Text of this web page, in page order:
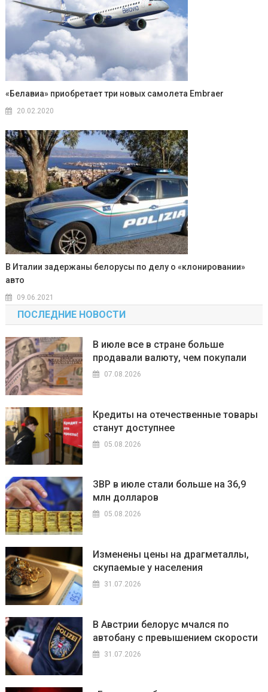
«Белавиа» приобретает три новых самолета Embraer
20.02.2020
В Италии задержаны белорусы по делу о «клонировании»
авто
09.06.2021
ПОСЛЕДНИЕ НОВОСТИ
В июле все в стране больше
продавали валюту, чем покупали
07.08.2026
Кредиты на отечественные товары
станут доступнее
05.08.2026
ЗВР в июле стали больше на 36,9
млн долларов
05.08.2026
Изменены цены на драгметаллы,
скупаемые у населения
31.07.2026
В Австрии белорус мчался по
автобану с превышением скорости
31.07.2026